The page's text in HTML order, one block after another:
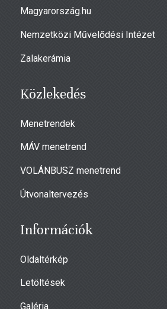
Magyarország.hu
Nemzetközi Művelődési Intézet
Zalakerámia
Közlekedés
Menetrendek
MÁV menetrend
VOLÁNBUSZ menetrend
Útvonaltervezés
Információk
Oldaltérkép
Letöltések
Galéria